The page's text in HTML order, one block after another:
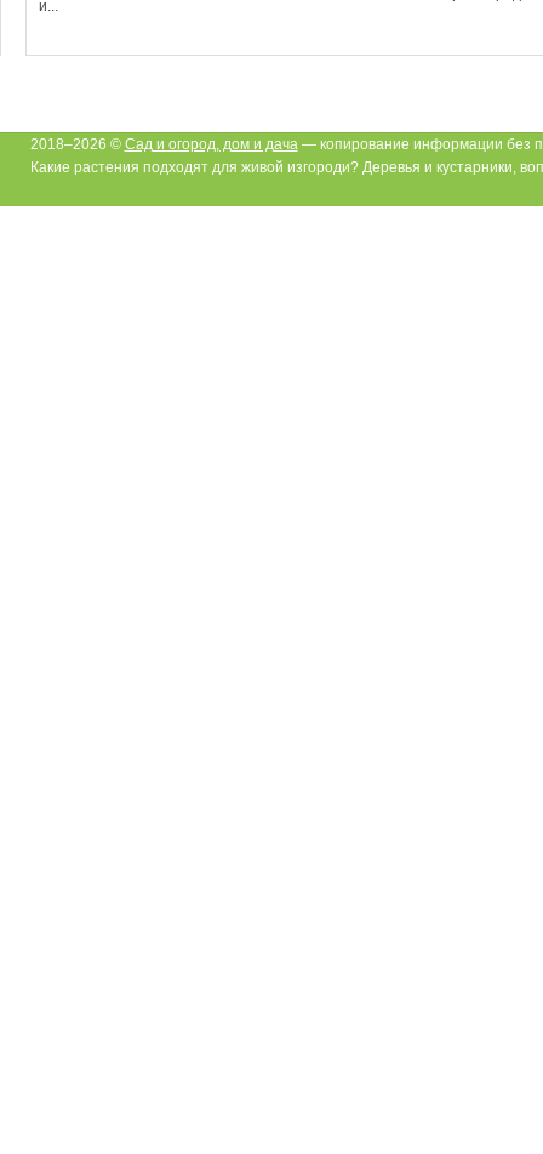
и...
2018–2026 © Сад и огород, дом и дача— копирование информации без
Какие растения подходят для живой изгороди? Деревья и кустарники,